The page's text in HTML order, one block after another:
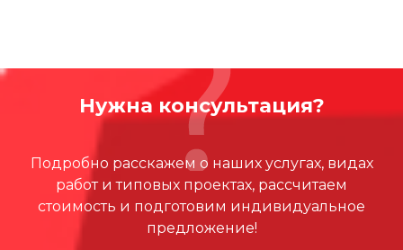
Нужна консультация?
Подробно расскажем о наших услугах, видах
работ и типовых проектах, рассчитаем
стоимость и подготовим индивидуальное
предложение!